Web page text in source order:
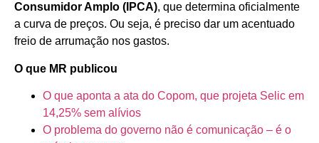
Consumidor Amplo (IPCA), que determina oficialmente
a curva de preços. Ou seja, é preciso dar um acentuado
freio de arrumação nos gastos.
O que MR publicou
O que aponta a ata do Copom, que projeta Selic em
14,25% sem alívios
O problema do governo não é comunicação – é o